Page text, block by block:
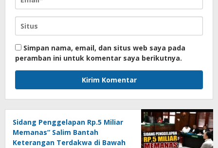
Simpan nama, email, dan situs web saya pada
peramban ini untuk komentar saya berikutnya.
Sidang Penggelapan Rp.5 Miliar
Memanas” Salim Bantah
Keterangan Terdakwa di Bawah